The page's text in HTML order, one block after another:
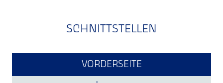
SCHNITTSTELLEN
VORDERSEITE